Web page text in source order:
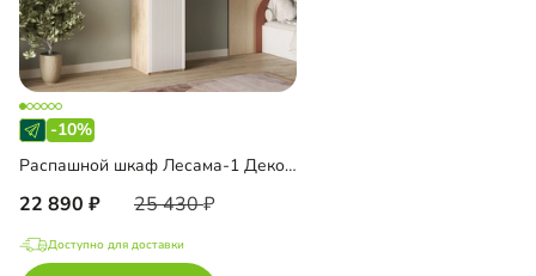
-10%
Распашной шкаф Лесама-1 Декор 1 с антресолью
22 890 25 430
Доступно для доставки